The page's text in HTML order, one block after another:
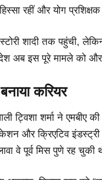
हिस्सा रहीं और योग
शादी तक पहुंची,
अब इस पूरे मामले को और
करियर
ट्विशा शर्मा ने एमबीए
और क्रिएटिव
वे पूर्व मिस पुणे रह चुकी